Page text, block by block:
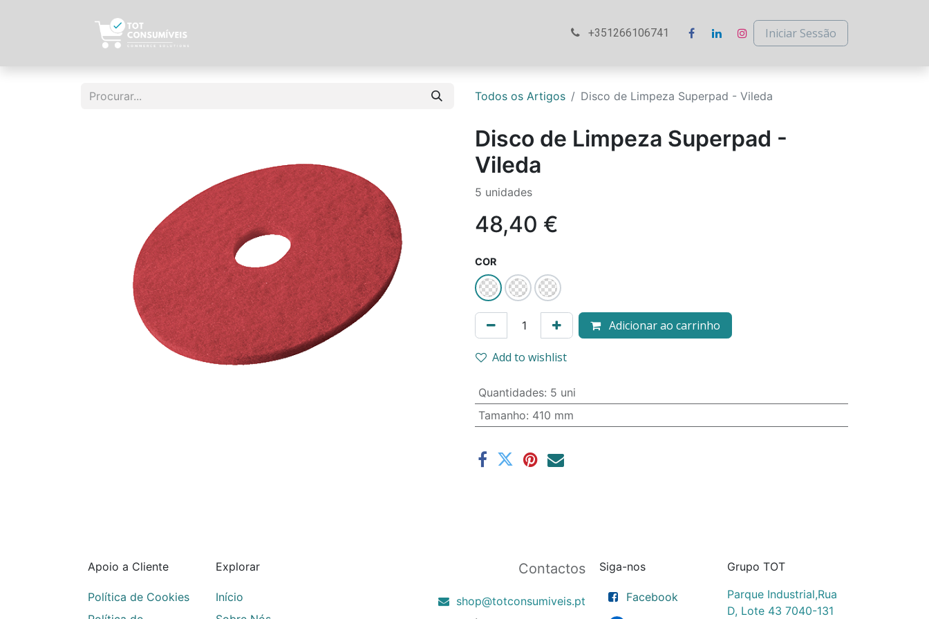
+351266106741 Iniciar Sessão
Todos os Artigos Disco de Limpeza Superpad - Vileda
Disco de Limpeza Superpad -
Vileda
5 unidades
48,40 €
COR
Adicionar ao carrinho
Add to wishlist
Quantidades: 5 uni
Tamanho: 410 mm
Grupo TOT
Parque Industrial,Rua
D, Lote 43 7040-131
Apoio a Cliente
Política de Cookies
Explorar
Início
Contactos
shop@totconsumiveis.pt
Siga-nos
Facebook